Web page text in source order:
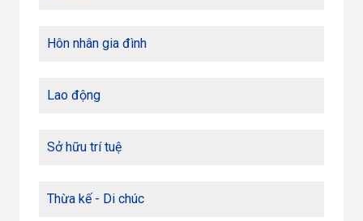
Hôn nhân gia đình
Lao động
Sở hữu trí tuệ
Thừa kế - Di chúc